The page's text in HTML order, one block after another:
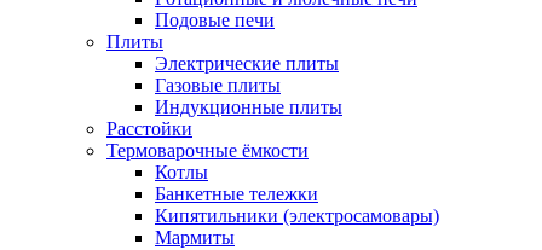
Подовые печи
Плиты
Электрические плиты
Газовые плиты
Индукционные плиты
Расстойки
Термоварочные ёмкости
Котлы
Банкетные тележки
Кипятильники (электросамовары)
Мармиты